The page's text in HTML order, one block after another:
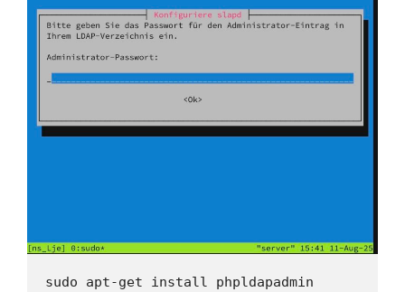
sudo apt-get install phpldapadmin